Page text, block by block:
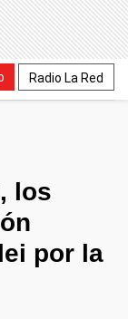
Radio La Red
los
por la